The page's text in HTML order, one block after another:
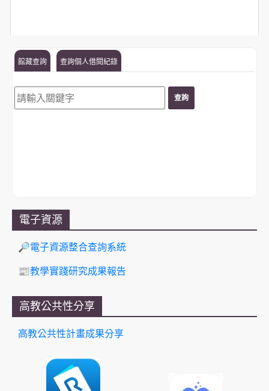
館藏查詢 查詢個人借閱紀錄
電子資源
🔎電子資源整合查詢系統
📰教學實踐研究成果報告
高教公共性分享
高教公共性計畫成果分享